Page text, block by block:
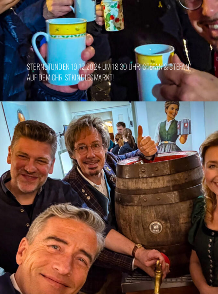
STERNSTUNDEN 19.12.2024 UM 18.30 UHR: STEFAN & STEFAN
AUF DEM CHRISTKINDLESMARKT!